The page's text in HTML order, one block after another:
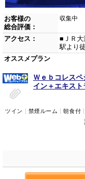
お客様の
総合評価：
収集中
アクセス：
■ＪＲ
駅より
オススメプラン
Ｗｅｂコレス
イン＋エキス
ツイン 禁煙ルーム 朝食付